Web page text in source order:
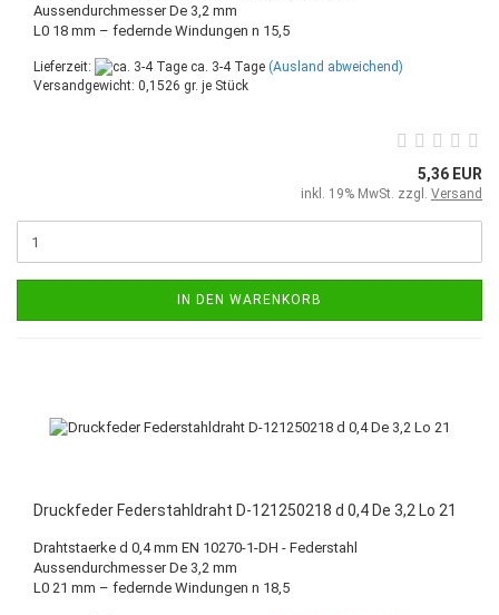
Aussendurchmesser De 3,2 mm
L0 18 mm – federnde Windungen n 15,5
Lieferzeit: ca. 3-4 Tage (Ausland abweichend)
Versandgewicht: 0,1526 gr. je Stück
5,36 EUR
inkl. 19% MwSt. zzgl. Versand
IN DEN WARENKORB
Druckfeder Federstahldraht D-121250218 d 0,4 De 3,2 Lo 21
Drahtstaerke d 0,4 mm EN 10270-1-DH - Federstahl
Aussendurchmesser De 3,2 mm
L0 21 mm – federnde Windungen n 18,5